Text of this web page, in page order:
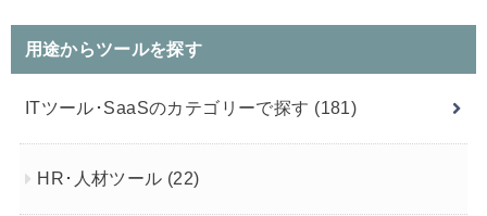
用途からツールを探す
ITツール･SaaSのカテゴリーで探す (181)
HR･人材ツール (22)